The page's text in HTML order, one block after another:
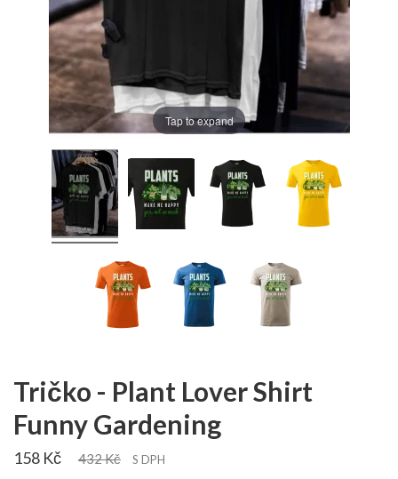
Tap to expand
Tričko - Plant Lover Shirt
Funny Gardening
158 Kč 432 Kč S DPH